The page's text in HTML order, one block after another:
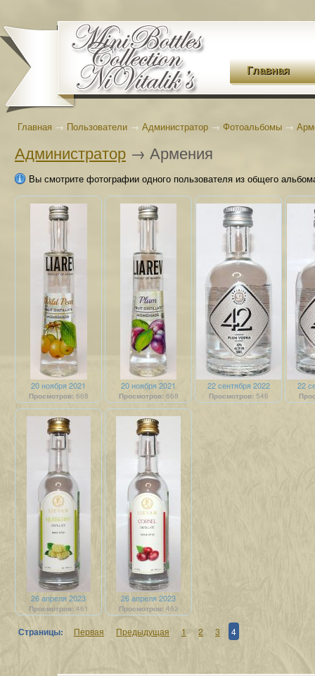
Главная
Главная → Пользователи → Администратор → Фотоальбомы →
Администратор → Армения
Вы смотрите фотографии одного пользователя из общего
20 ноября 2021
Просмотров:668
20 ноября 2021
Просмотров:668
22 сентября 2022
Просмотров:546
22
26 апреля 2023
Просмотров:461
26 апреля 2023
Просмотров: 463
Страницы: Первая Предыдущая 1 2 3 4